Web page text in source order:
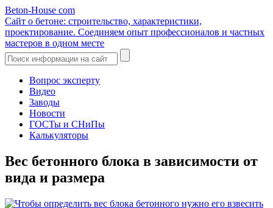
Beton-House com
Сайт о бетоне: строительство, характеристики,
проектирование. Соединяем опыт профессионалов и частных
мастеров в одном месте
Вопрос эксперту
Видео
Заводы
Новости
ГОСТы и СНиПы
Калькуляторы
Вес бетонного блока в зависимости от
вида и размера